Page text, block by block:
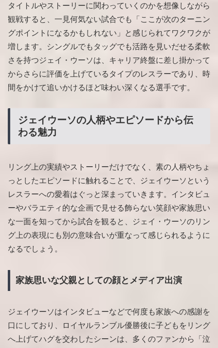
タイトルやストーリーに関わっていくのかを想像しながら
観戦すると、一見何気ない試合でも「ここが次のターニン
グポイントになるかもしれない」と感じられてワクワクが
増します。シングルでもタッグでも活路を見いだせる柔軟
さを持つジェイ・ウーソは、キャリア終盤に差し掛かって
からさらに評価を上げているタイプのレスラーであり、時
間をかけて追いかけるほど味わい深くなる選手です。
ジェイウーソの人柄やエピソードから伝
わる魅力
リング上の実績やストーリーだけでなく、素の人柄やちょ
っとしたエピソードに触れることで、ジェイウーソという
レスラーへの愛着はぐっと深まっていきます。インタビュ
ーやバラエティ的な企画で見せる飾らない笑顔や家族思い
な一面を知ってから試合を観ると、ジェイ・ウーソのリン
グ上の表現にも別の意味合いが重なって感じられるように
なるでしょう。
家族思いな父親としての顔とメディア出演
ジェイウーソはインタビューなどで何度も家族への感謝を
口にしており、ロイヤルランブル優勝後に子どもをリング
へ上げてハグを交わしたシーンは、多くのファンから「泣